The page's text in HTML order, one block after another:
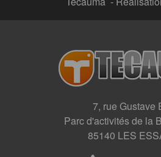
7, rue Gustave
Parc d'activités de la
85140 LES